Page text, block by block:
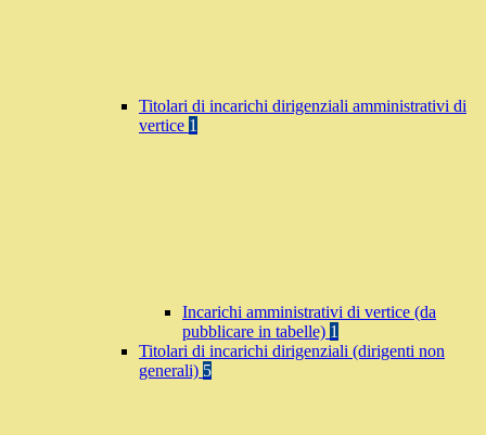
Titolari di incarichi dirigenziali amministrativi di
vertice 1
Incarichi amministrativi di vertice (da
pubblicare in tabelle) 1
Titolari di incarichi dirigenziali (dirigenti non
generali) 5